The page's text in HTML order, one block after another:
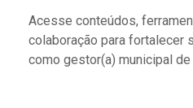
Acesse conteúdos,
colaboração para fortalecer
como gestor(a) municipal de